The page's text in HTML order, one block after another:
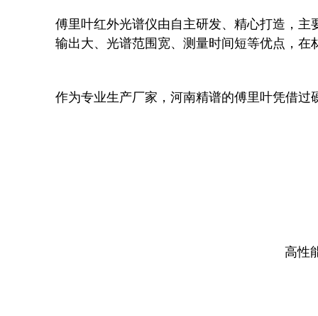
傅里叶红外光谱仪由自主研发、精心打造，
输出大、光谱范围宽、测量时间短等优点，
作为专业生产厂家，河南精谱的傅里叶凭借
高性